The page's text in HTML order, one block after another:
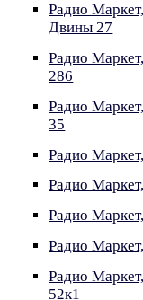
Радио
Двины 27
Радио
286
Радио
35
Радио
Радио
Радио
Радио
Радио
52к1